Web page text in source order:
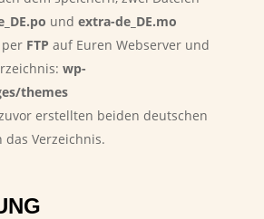
und extra-de_DE.mo
FTP auf Euren Webserver und
wp-
themes
erstellten beiden deutschen
Verzeichnis.